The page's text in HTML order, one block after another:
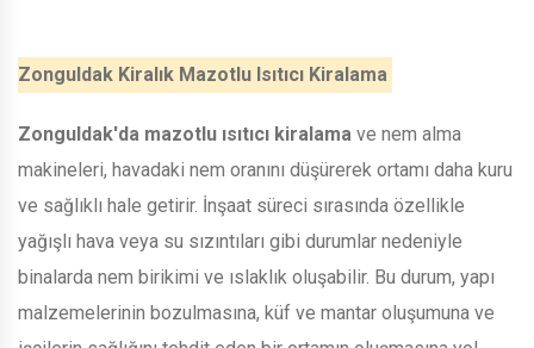
Zonguldak Kiralık Mazotlu Isıtıcı Kiralama
Zonguldak'da mazotlu ısıtıcı kiralama ve nem alma
makineleri, havadaki nem oranını düşürerek ortamı daha kuru
ve sağlıklı hale getirir. İnşaat süreci sırasında özellikle
yağışlı hava veya su sızıntıları gibi durumlar nedeniyle
binalarda nem birikimi ve ıslaklık oluşabilir. Bu durum, yapı
malzemelerinin bozulmasına, küf ve mantar oluşumuna ve